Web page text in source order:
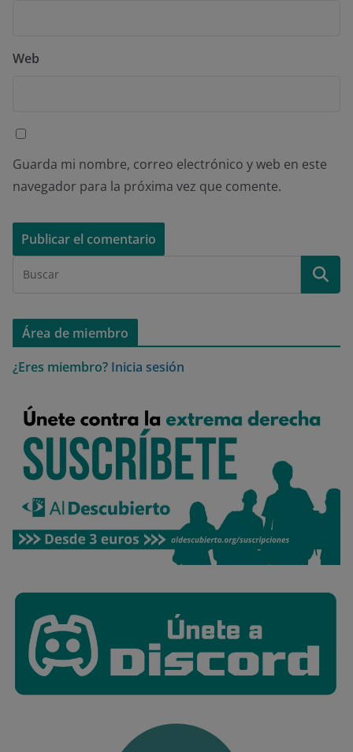
Web
Guarda mi nombre, correo electrónico y web en este
navegador para la próxima vez que comente.
Área de miembro
¿Eres miembro? Inicia sesión